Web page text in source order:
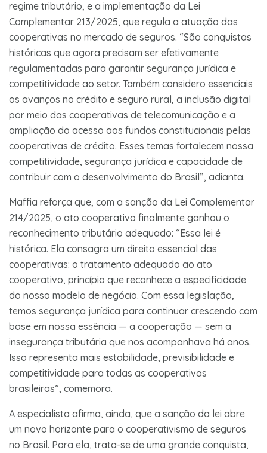
regime tributário, e a implementação da Lei
Complementar 213/2025, que regula a atuação das
cooperativas no mercado de seguros. “São conquistas
históricas que agora precisam ser efetivamente
regulamentadas para garantir segurança jurídica e
competitividade ao setor. Também considero essenciais
os avanços no crédito e seguro rural, a inclusão digital
por meio das cooperativas de telecomunicação e a
ampliação do acesso aos fundos constitucionais pelas
cooperativas de crédito. Esses temas fortalecem nossa
competitividade, segurança jurídica e capacidade de
contribuir com o desenvolvimento do Brasil”, adianta.
Maffia reforça que, com a sanção da Lei Complementar
214/2025, o ato cooperativo finalmente ganhou o
reconhecimento tributário adequado: “Essa lei é
histórica. Ela consagra um direito essencial das
cooperativas: o tratamento adequado ao ato
cooperativo, princípio que reconhece a especificidade
do nosso modelo de negócio. Com essa legislação,
temos segurança jurídica para continuar crescendo com
base em nossa essência — a cooperação — sem a
insegurança tributária que nos acompanhava há anos.
Isso representa mais estabilidade, previsibilidade e
competitividade para todas as cooperativas
brasileiras”, comemora.
A especialista afirma, ainda, que a sanção da lei abre
um novo horizonte para o cooperativismo de seguros
no Brasil. Para ela, trata-se de uma grande conquista,